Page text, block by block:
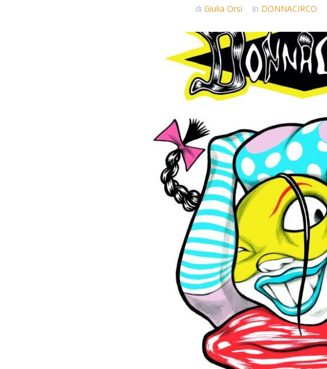
di Giulia Orsi In DONNACIRCO